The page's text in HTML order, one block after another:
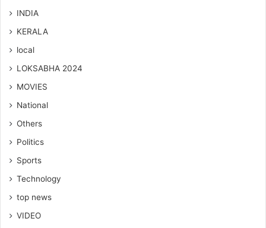
INDIA
KERALA
local
LOKSABHA 2024
MOVIES
National
Others
Politics
Sports
Technology
top news
VIDEO